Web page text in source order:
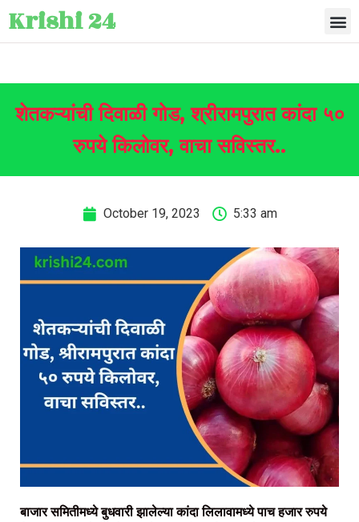
Krishi 24
शेतकऱ्यांची दिवाळी गोड, श्रीरामपुरात कांदा ५०
रुपये किलोवर, वाचा सविस्तर..
October 19, 2023 5:33 am
बाजार समितीमध्ये बुधवारी झालेल्या कांदा लिलावामध्ये पाच हजार रुपये